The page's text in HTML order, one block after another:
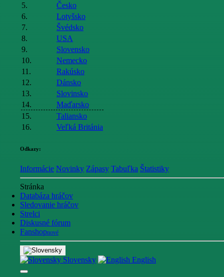
5.
Česko
6.
Lotyšsko
7.
Švédsko
8.
USA
9.
Slovensko
10.
Nemecko
11.
Rakúsko
12.
Dánsko
13.
Slovinsko
14.
Maďarsko
15.
Taliansko
16.
Veľká Británia
Odkazy:
Informácie Novinky Zápasy Tabuľka Štatistiky
Stránka
Databáza hráčov
Sledovanie hráčov
Strelci
Diskusné fórum
Fanshopnové
Slovensky English